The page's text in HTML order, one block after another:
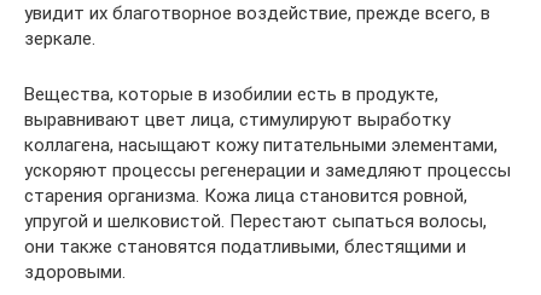
увидит их благотворное воздействие, прежде всего, в
зеркале.
Вещества, которые в изобилии есть в продукте,
выравнивают цвет лица, стимулируют выработку
коллагена, насыщают кожу питательными элементами,
ускоряют процессы регенерации и замедляют процессы
старения организма. Кожа лица становится ровной,
упругой и шелковистой. Перестают сыпаться волосы,
они также становятся податливыми, блестящими и
здоровыми.